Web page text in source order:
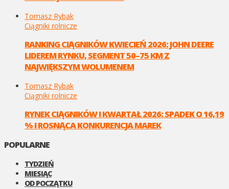
Tomasz Rybak
Ciągniki rolnicze
RANKING CIĄGNIKÓW KWIECIEŃ 2026: JOHN DEERE
LIDEREM RYNKU, SEGMENT 50–75 KM Z
NAJWIĘKSZYM WOLUMENEM
Tomasz Rybak
Ciągniki rolnicze
RYNEK CIĄGNIKÓW I KWARTAŁ 2026: SPADEK O 16,19
% I ROSNĄCA KONKURENCJA MAREK
POPULARNE
TYDZIEŃ
MIESIĄC
OD POCZĄTKU